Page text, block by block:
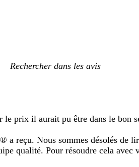
Mes
le prix il aurait pu être dans le bon
reçu. Nous sommes désolés de
qualité. Pour résoudre cela